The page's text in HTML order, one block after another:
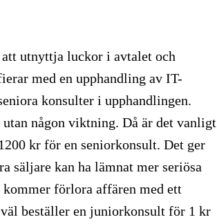
att utnyttja luckor i avtalet och
med en upphandling av IT-
konsulter i upphandlingen.
någon viktning. Då är det vanligt
kr för en seniorkonsult. Det ger
säljare kan ha lämnat mer seriösa
förlora affären med ett
beställer en juniorkonsult för 1 kr